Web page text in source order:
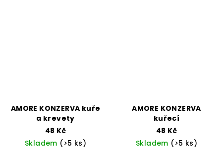
AMORE KONZERVA kuře
a krevety
48 Kč
Skladem (>5 ks)
AMORE KONZERVA
kuřecí
48 Kč
Skladem (>5 ks)